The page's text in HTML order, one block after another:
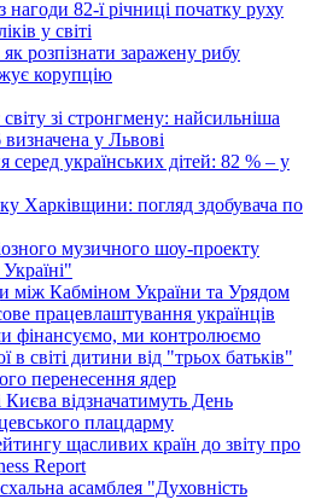
нагоди 82-ї річниці початку руху
у світі
як розпізнати заражену рибу
корупцію
зі стронгмену: найсильніша
у Львові
українських дітей: 82 % – у
Харківщини: погляд здобувача по
музичного шоу-проекту
між Кабміном України та Урядом
працевлаштування українців
фінансуємо, ми контролюємо
світі дитини від "трьох батьків"
перенесення ядер
відзначатимуть День
плацдарму
щасливих країн до звіту про
Report
асамблея "Духовність